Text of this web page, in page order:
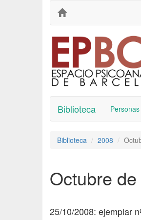
Biblioteca Personas
Biblioteca 2008
Octubre
25/10/2008: ejemplar